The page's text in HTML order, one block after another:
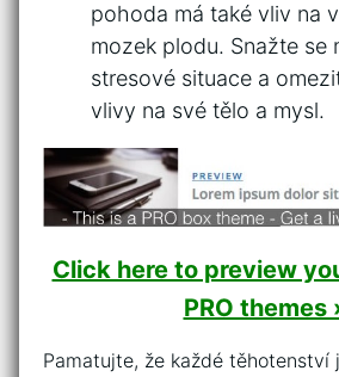
pohoda má ⁤také vliv na
mozek‌ plodu. ​Snažte se
‍stresové situace a
‌vlivy na své tělo a mysl.
Click here to preview
PRO themes
Pamatujte, že‌ každé ‌těhotenství